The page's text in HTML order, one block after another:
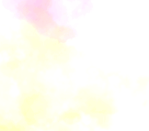
Créations au crochet ou tricot